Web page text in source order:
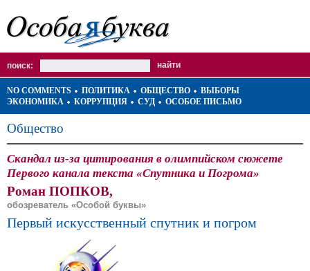
поиск:
NO COMMENTS ПОЛИТИКА ОБЩЕСТВО
ВЫБОРЫ
ЭКОНОМИКА
КОРРУПЦИЯ СУД ОСОБОЕ ПИСЬМО
Общество
Скандал из-за цитирования в олимпийском сюжете
Первого канала текста «Спутника и Погрома»
Роман ПОПКОВ,
обозреватель «Особой буквы»
Первый искусственный спутник и погром